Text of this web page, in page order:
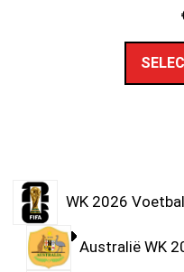
WK 2026
Australië WK